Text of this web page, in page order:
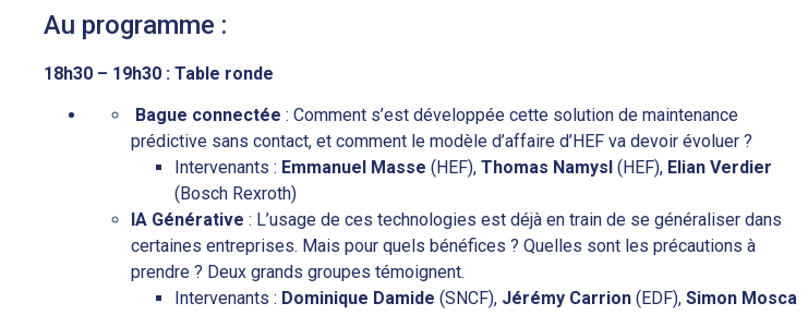
Au programme :
18h30 – 19h30 : Table ronde
Bague connectée : Comment s’est développée cette solution de maintenance
prédictive sans contact, et comment le modèle d’affaire d’HEF va devoir évoluer ?
Intervenants : Emmanuel Masse (HEF), Thomas Namysl (HEF), Elian Verdier
(Bosch Rexroth)
IA Générative : L’usage de ces technologies est déjà en train de se généraliser dans
certaines entreprises. Mais pour quels bénéfices ? Quelles sont les précautions à
prendre ? Deux grands groupes témoignent.
Intervenants : Dominique Damide (SNCF), Jérémy Carrion (EDF), Simon Mosca